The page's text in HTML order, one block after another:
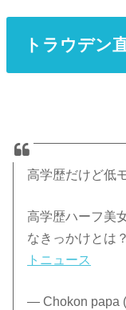
トラウデン
高学歴だけど低
高学歴ハーフ美
なきっかけとは？
トニュース
— Chokon papa